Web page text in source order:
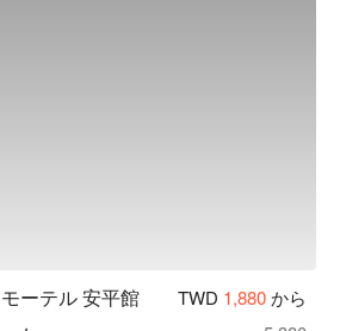
ーテル 安平館 TWD 1,880から